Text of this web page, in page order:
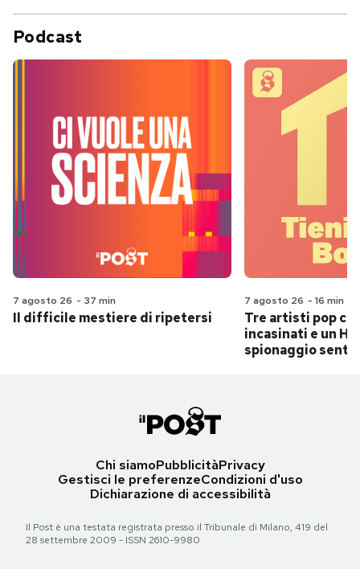
Podcast
7 agosto 26 - 37 min
Il difficile mestiere di ripetersi
7 agosto 26 - 16 min
Tre artisti pop
incasinati e un
spionaggio
Chi siamoPubblicitàPrivacy
Gestisci le preferenzeCondizioni d'uso
Dichiarazione di accessibilità
Il Post è una testata registrata presso il Tribunale di Milano, 419 del
28 settembre 2009 - ISSN 2610-9980